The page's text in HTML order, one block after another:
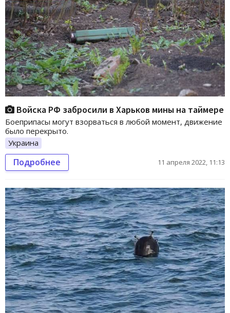
Войска РФ забросили в Харьков мины на таймере
Боеприпасы могут взорваться в любой момент, движение
было перекрыто.
Украина
Подробнее 11 апреля 2022, 11:13